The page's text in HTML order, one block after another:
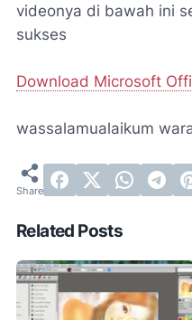
videonya di bawah ini
sukses
Download Microsoft
wassalamualaikum
Related Posts